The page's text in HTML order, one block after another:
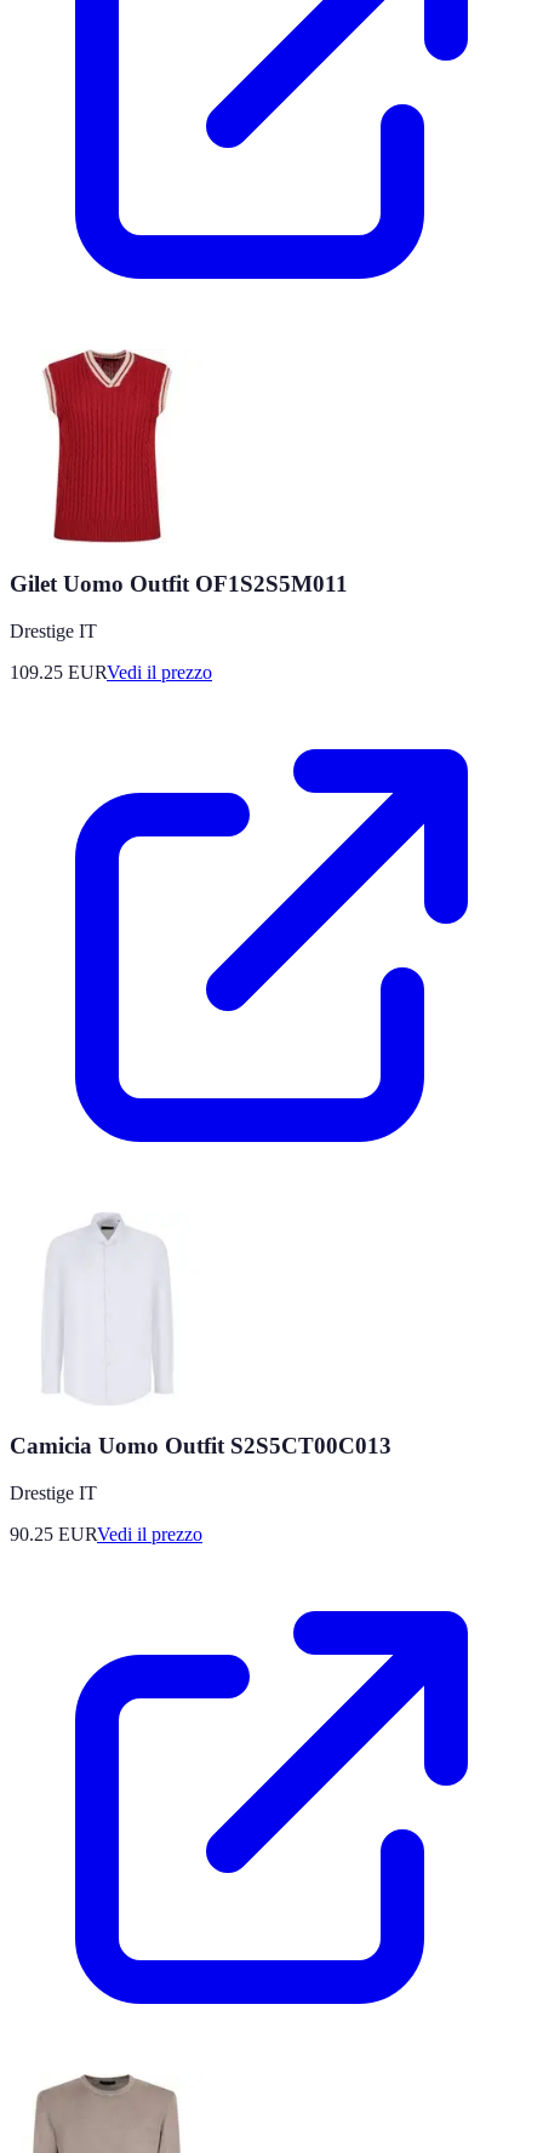
Gilet Uomo Outfit OF1S2S5M011
Drestige IT
109.25 EURVedi il prezzo
Camicia Uomo Outfit S2S5CT00C013
Drestige IT
90.25 EURVedi il prezzo